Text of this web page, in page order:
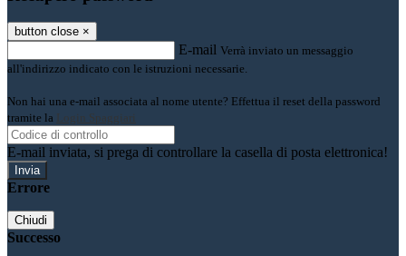
button close ×
E-mail Verrà inviato un messaggio
all'indirizzo indicato con le istruzioni necessarie.
Non hai una e-mail associata al nome utente? Effettua il reset della password
tramite la Login Spaggiari
E-mail inviata, si prega di controllare la casella di posta elettronica!
Errore
Chiudi
Successo